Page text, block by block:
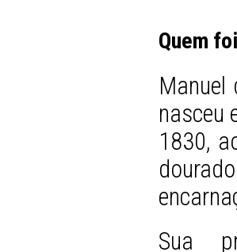
Quem
Manuel
nasceu
1830,
Sua